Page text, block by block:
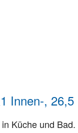
Innen-,
Küche und